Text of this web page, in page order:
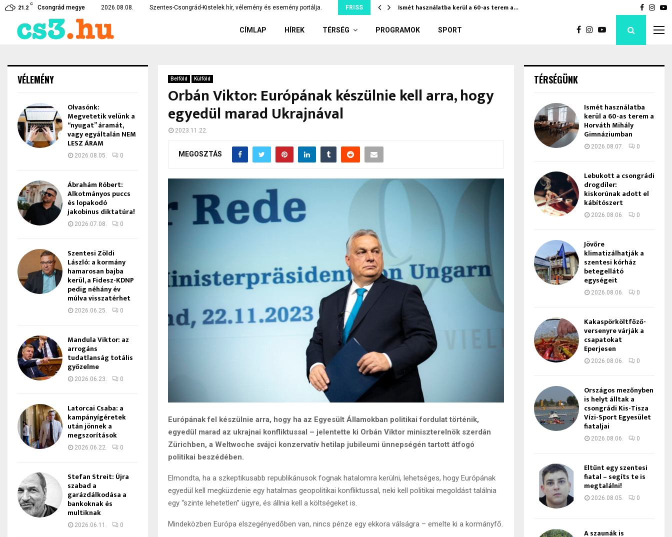
21.2
C
Csongrád megye 2026.08.08. Szentes-Csongrád-Kistelek hír, vélemény és esemény portálja. FRISS
Czirbus Gábor: Nem hagyhatjuk szó nélkül, ami… Ismét használatba kerül a 60-as terem a… Bod
CÍMLAP HÍREK TÉRSÉG PROGRAMOK SPORT
Belföld Külföld
Orbán Viktor: Európának készülnie kell arra, hogy
egyedül marad Ukrajnával
2023.11.22.
MEGOSZTÁS
Európának fel készülnie arra, hogy ha az Egyesült Államokban politikai fordulat történik,
egyedül marad az ukrajnai konfliktussal – jelentette ki Orbán Viktor miniszterelnök szerdán
Zürichben, a Weltwoche svájci konzervatív hetilap jubileumi ünnepségén tartott átfogó
politikai beszédében.
Elmondta, ha a szkeptikusabb republikánusok fognak hatalomra kerülni, lehetséges, hogy Európának
egyedül kell megküzdenie egy hatalmas geopolitikai konfliktussal, neki kell politikai megoldást találnia
egy “szinte lehetetlen” ügyre, és állnia kell a költségeket is.
Mindeközben Európa elszegényedőben van, nincs pénze egy ekkora válságra – emelte ki a kormányfő.
VÉLEMÉNY
Olvasónk:
Megvetetik velünk a
“nyugat” áramát,
vagy egyáltalán NEM
LESZ ÁRAM
2026.08.05. 0
Ábrahám Róbert:
Alkotmányos puccs
és lopakodó
jakobinus diktatúra!
2026.07.08. 0
Szentesi Zöldi
László: a kormány
hamarosan bajba
kerül, a Fidesz-KDNP
pedig néhány év
múlva visszatérhet
2026.06.25. 0
Mandula Viktor: az
arrogáns
tudatlanság totális
győzelme
2026.06.23. 0
Latorcai Csaba: a
kampányígéretek
után jönnek a
megszorítások
2026.06.22. 0
Stefan Streit: Újra
szabad a
garázdálkodása a
bankoknak és
multiknak
2026.06.11. 0
TÉRSÉGÜNK
Ismét használatba
kerül a 60-as terem a
Horváth Mihály
Gimnáziumban
2026.08.07. 0
Lebukott a csongrádi
drogdíler:
kiskorúnak adott el
kábítószert
2026.08.06. 0
Jövőre
klimatizálhatják a
szentesi kórház
betegellátó
egységeit
2026.08.06. 0
Kakaspörköltfőző-
versenyre várják a
csapatokat
Eperjesen
2026.08.06. 0
Országos mezőnyben
is helyt álltak a
csongrádi Kis-Tisza
Vízi-Sport Egyesület
fiataljai
2026.08.06. 0
Eltűnt egy szentesi
fiatal – segíts te is
megtalálni!
2026.08.05. 0
A szaunák is